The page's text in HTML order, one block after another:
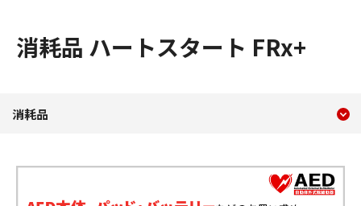
消耗品 ハートスタート FRx+
消耗品 ハートスタート
消耗品